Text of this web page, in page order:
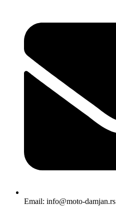
Email: info@moto-damjan.rs